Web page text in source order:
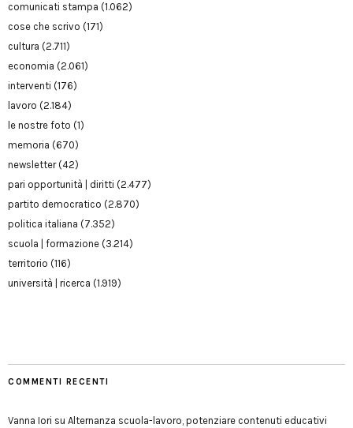
comunicati stampa (1.062)
cose che scrivo (171)
cultura (2.711)
economia (2.061)
interventi (176)
lavoro (2.184)
le nostre foto (1)
memoria (670)
newsletter(42)
pari opportunità | diritti (2.477)
partito democratico (2.870)
politica italiana (7.352)
scuola | formazione (3.214)
territorio (116)
università | ricerca (1.919)
COMMENTI RECENTI
Vanna Iori su Alternanza scuola-lavoro, potenziare contenuti educativi